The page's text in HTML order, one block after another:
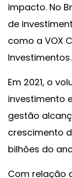
impacto. No
de
como a VOX
Investimentos.
Em 2021, o
investimento
gestão
crescimento
bilhões do
Com relação